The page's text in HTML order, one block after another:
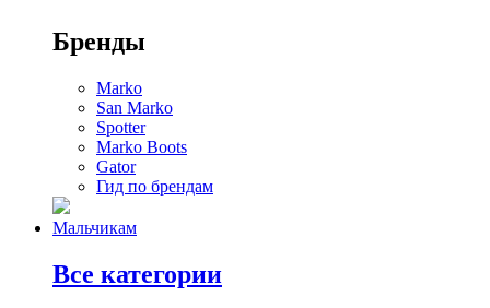
Бренды
Marko
San Marko
Spotter
Marko Boots
Gator
Гид по брендам
Мальчикам
Все категории